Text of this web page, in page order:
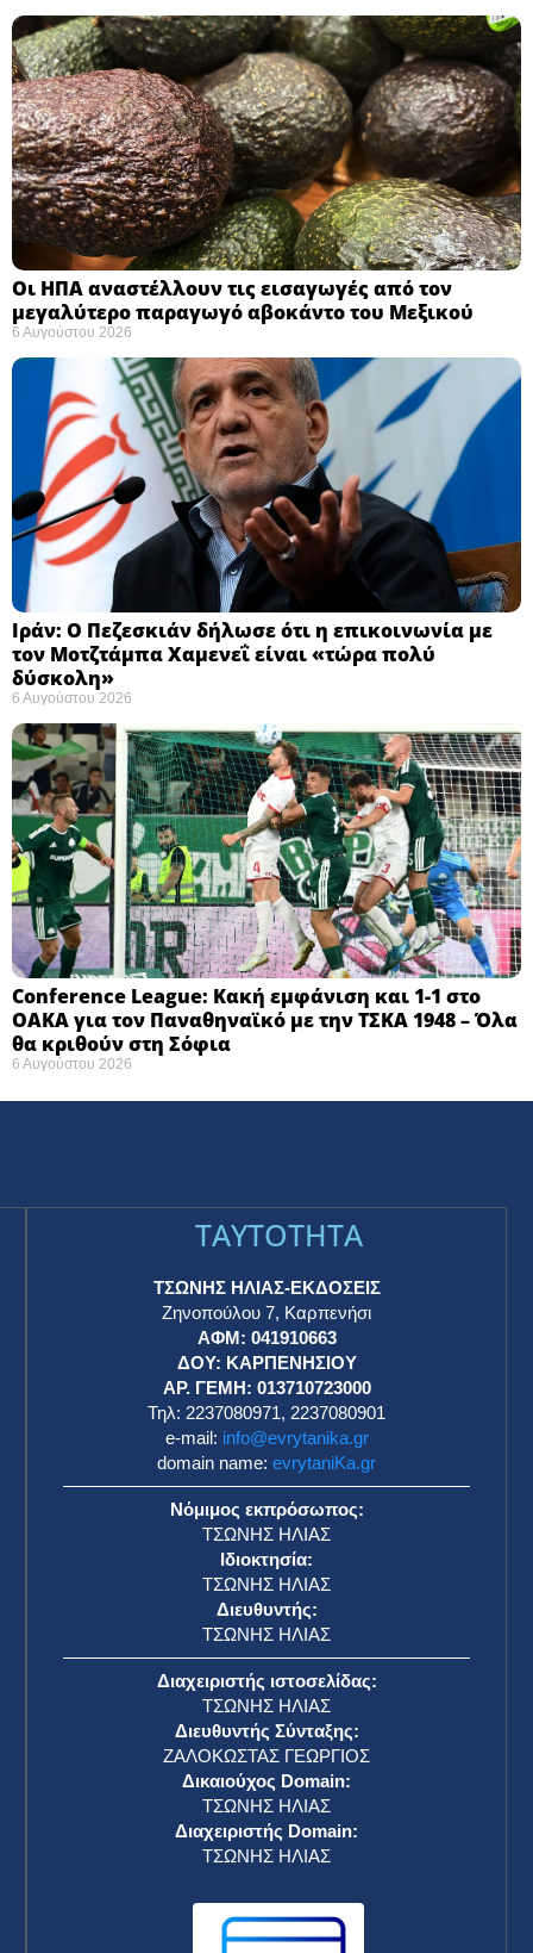
Οι ΗΠΑ αναστέλλουν τις εισαγωγές από τον
μεγαλύτερο παραγωγό αβοκάντο του Μεξικού ​
6 Αυγούστου 2026
Ιράν: Ο Πεζεσκιάν δήλωσε ότι η επικοινωνία με
τον Μοτζτάμπα Χαμενεΐ είναι «τώρα πολύ
δύσκολη» ​
6 Αυγούστου 2026
Conference League: Κακή εμφάνιση και 1-1 στο
ΟΑΚΑ για τον Παναθηναϊκό με την ΤΣΚΑ 1948 – Όλα
θα κριθούν στη Σόφια ​
6 Αυγούστου 2026
TAYTOTHTA
ΤΣΩΝΗΣ ΗΛΙΑΣ-ΕΚΔΟΣΕΙΣ
Ζηνοπούλου 7, Καρπενήσι
ΑΦΜ: 041910663
ΔΟΥ: ΚΑΡΠΕΝΗΣΙΟΥ
ΑΡ. ΓΕΜΗ: 013710723000
Τηλ: 2237080971, 2237080901
e-mail: info@evrytanika.gr
domain name: evrytaniKa.gr
Νόμιμος εκπρόσωπος:
ΤΣΩΝΗΣ ΗΛΙΑΣ
Ιδιοκτησία:
ΤΣΩΝΗΣ ΗΛΙΑΣ
Διευθυντής:
ΤΣΩΝΗΣ ΗΛΙΑΣ
Διαχειριστής ιστοσελίδας:
ΤΣΩΝΗΣ ΗΛΙΑΣ
Διευθυντής Σύνταξης:
ΖΑΛΟΚΩΣΤΑΣ ΓΕΩΡΓΙΟΣ
Δικαιούχος Domain:
ΤΣΩΝΗΣ ΗΛΙΑΣ
Διαχειριστής Domain:
ΤΣΩΝΗΣ ΗΛΙΑΣ